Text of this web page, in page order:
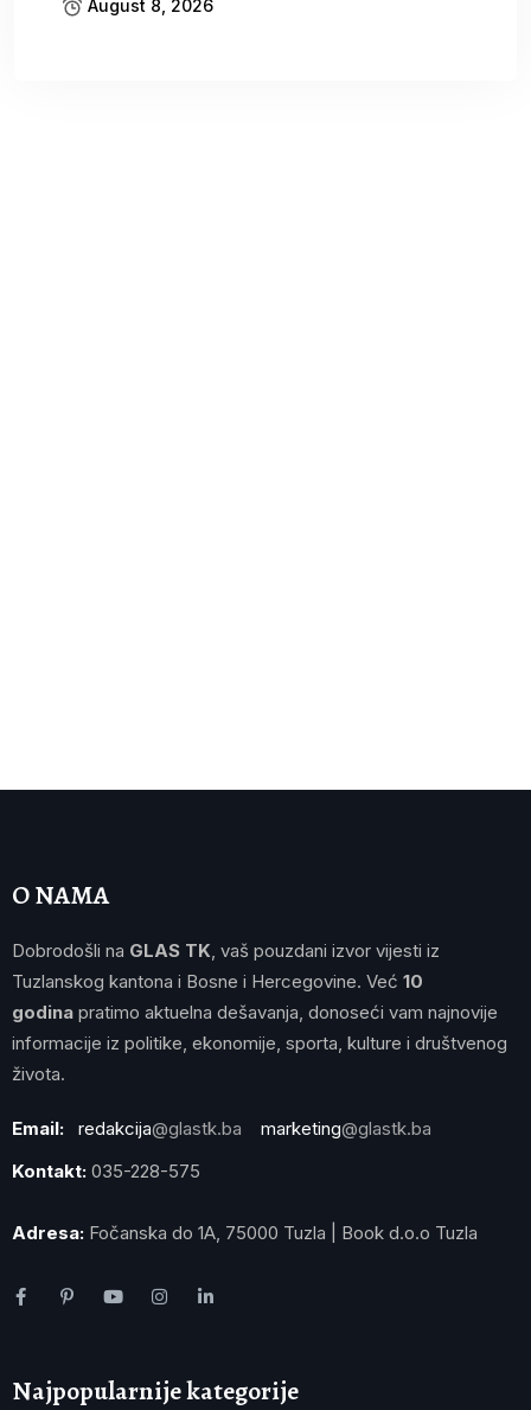
August 8, 2026
O NAMA
Dobrodošli na GLAS TK , vaš pouzdani izvor vijesti iz
Tuzlanskog kantona i Bosne i Hercegovine. Već 10
godina pratimo aktuelna dešavanja, donoseći vam najnovije
informacije iz politike, ekonomije, sporta, kulture i društvenog
života.
Email: redakcija@glastk.ba marketing@glastk.ba
Kontakt: 035-228-575
Adresa: Fočanska do 1A, 75000 Tuzla | Book d.o.o Tuzla
Najpopularnije kategorije